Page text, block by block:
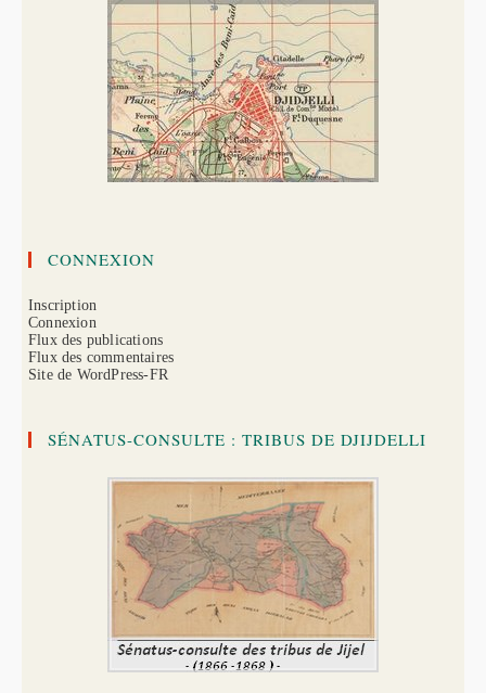
CONNEXION
Inscription
Connexion
Flux des publications
Flux des commentaires
Site de WordPress-FR
SÉNATUS-CONSULTE : TRIBUS DE DJIJDELLI